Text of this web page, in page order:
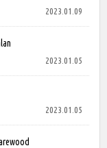
2023.01.09
2023.01.05
2023.01.05